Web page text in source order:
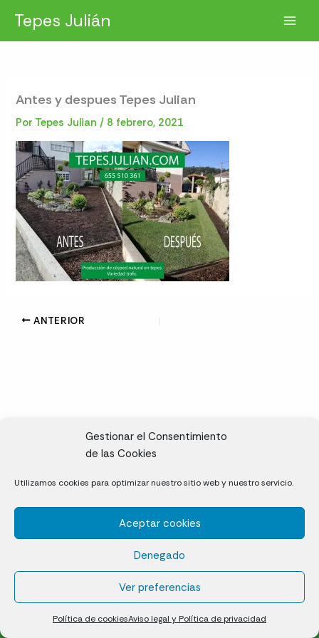
Gestionar el Consentimiento
de las Cookies
Utilizamos cookies para optimizar nuestro sitio web y nuestro servicio.
Aceptar cookies
Denegado
Ver preferencias
Política de cookiesAviso legal y Política de privacidad
contenido
Tepes Julián
Antes y despues Tepes Julian
Por Tepes Julian/ 8 febrero, 2021
ANTERIOR
Cáceres
Césped natural en tepes
Política de cookies (UE)
Aviso legal y Política de privacidad
¿Quiénes somos?
Contacto